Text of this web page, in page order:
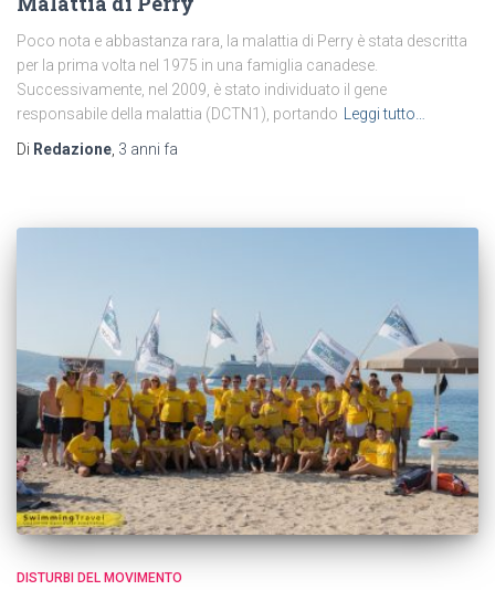
Poco nota e abbastanza rara, la malattia di Perry è stata descritta
per la prima volta nel 1975 in una famiglia canadese.
Successivamente, nel 2009, è stato individuato il gene
responsabile della malattia (DCTN1), portando
Leggi tutto…
Di Redazione 3 anni fa
DISTURBI DEL MOVIMENTO